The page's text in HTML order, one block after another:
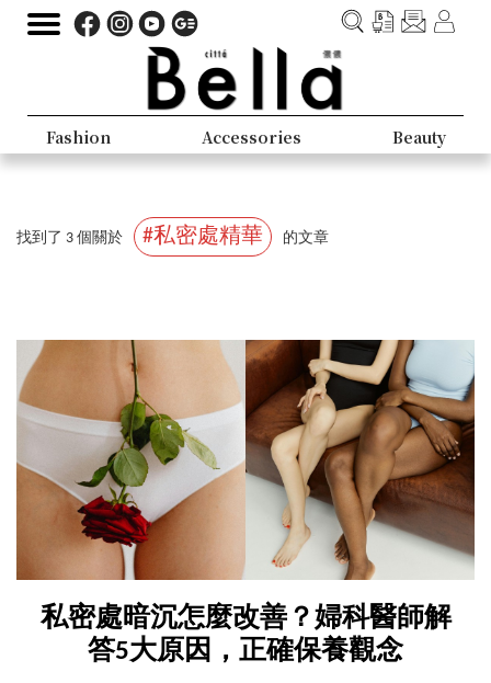
Fashion Accessories Beauty
找到了 3 個關於 #私密處精華 的文章
私密處暗沉怎麼改善？婦科醫師解
答5大原因，正確保養觀念